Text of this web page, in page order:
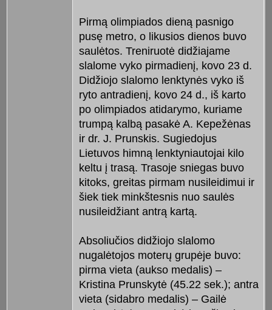
Pirmą olimpiados dieną pasnigo
pusę metro, o likusios dienos buvo
saulėtos. Treniruotė didžiajame
slalome vyko pirmadienį, kovo 23 d.
Didžiojo slalomo lenktynės vyko iš
ryto antradienį, kovo 24 d., iš karto
po olimpiados atidarymo, kuriame
trumpą kalbą pasakė A. Kepežėnas
ir dr. J. Prunskis. Sugiedojus
Lietuvos himną lenktyniautojai kilo
keltu į trasą. Trasoje sniegas buvo
kitoks, greitas pirmam nusileidimui ir
šiek tiek minkštesnis nuo saulės
nusileidžiant antrą kartą.
Absoliučios didžiojo slalomo
nugalėtojos moterų grupėje buvo:
pirma vieta (aukso medalis) –
Kristina Prunskytė (45.22 sek.); antra
vieta (sidabro medalis) – Gailė